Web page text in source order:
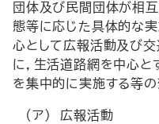
団体及び民間団体が相
態等に応じた具体的な
心として広報活動及び
に，生活道路網を中心
を集中的に実施する等
(ア) 広報活動